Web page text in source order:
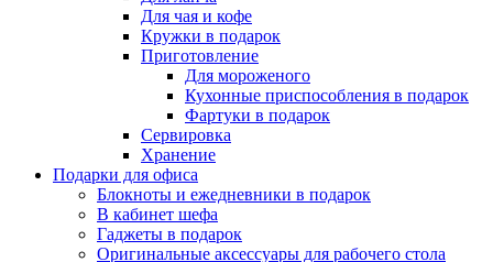
Для чая и кофе
Кружки в подарок
Приготовление
Для мороженого
Кухонные приспособления в подарок
Фартуки в подарок
Сервировка
Хранение
Подарки для офиса
Блокноты и ежедневники в подарок
В кабинет шефа
Гаджеты в подарок
Оригинальные аксессуары для рабочего стола